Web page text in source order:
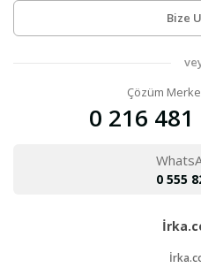
Bize
Çözüm
0 216 481
0 555